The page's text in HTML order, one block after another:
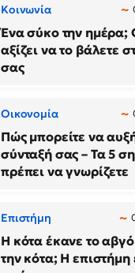
Κοινωνία
Ένα σύκο την ημέρα;
αξίζει να το βάλετε
σας
Οικονομία
Πώς μπορείτε να
σύνταξή σας – Τα 5
πρέπει να γνωρίζετε
Επιστήμη
Η κότα έκανε το
την κότα; Η επιστήμη